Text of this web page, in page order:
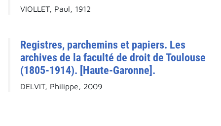
VIOLLET, Paul, 1912
Registres, parchemins et papiers. Les
archives de la faculté de droit de Toulouse
(1805-1914). [Haute-Garonne].
DELVIT, Philippe, 2009